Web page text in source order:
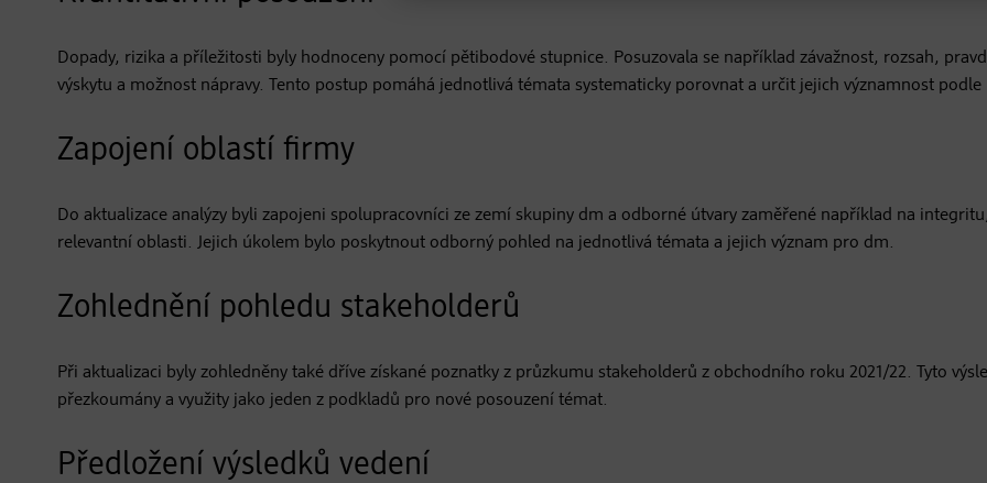
Dopady, rizika a příležitosti byly hodnoceny pomocí pětibodové stupnice. Posuzovala se například závažnost, rozsah,
výskytu a možnost nápravy. Tento postup pomáhá jednotlivá témata systematicky porovnat a určit jejich významnost podle
Zapojení oblastí firmy
Do aktualizace analýzy byli zapojeni spolupracovníci ze zemí skupiny dm a odborné útvary zaměřené například na
relevantní oblasti. Jejich úkolem bylo poskytnout odborný pohled na jednotlivá témata a jejich význam pro dm.
Zohlednění pohledu stakeholderů
Při aktualizaci byly zohledněny také dříve získané poznatky z průzkumu stakeholderů z obchodního roku 2021/22. Tyto
přezkoumány a využity jako jeden z podkladů pro nové posouzení témat.
Předložení výsledků vedení